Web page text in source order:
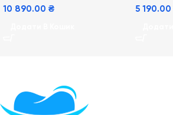
10 890.00 ₴ 5 190.00